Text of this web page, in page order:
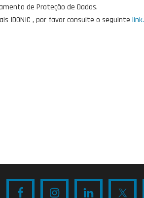
de Proteção de Dados.
IDONIC , por favor consulte o seguinte link.